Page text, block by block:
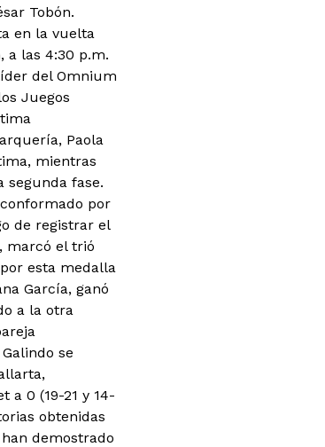
Tobón.
en la vuelta
a las 4:30 p.m.
del Omnium
Juegos
Paola
mientras
segunda fase.
por
de registrar el
marcó el trió
esta medalla
García, ganó
a la otra
se
a 0 (19-21 y 14-
obtenidas
demostrado